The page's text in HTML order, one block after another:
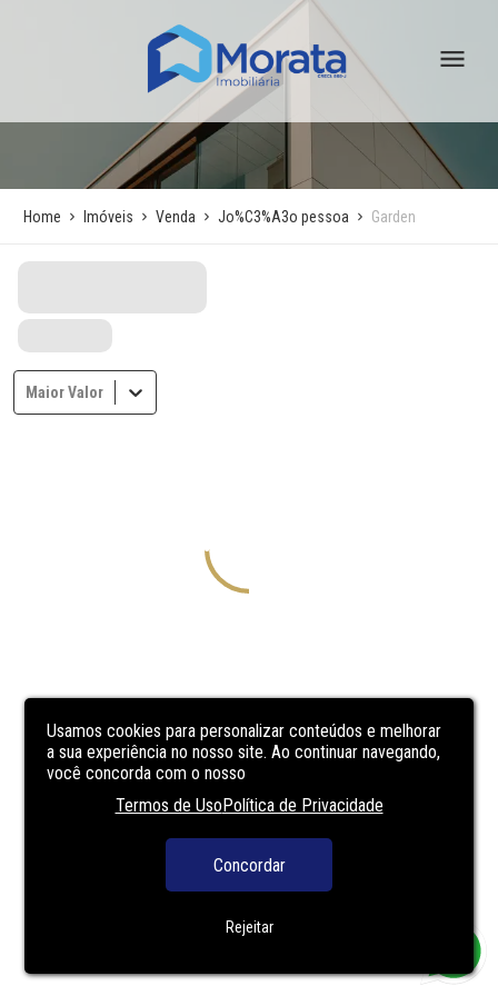
Usamos cookies para personalizar conteúdos e melhorar
a sua experiência no nosso site. Ao continuar navegando,
você concorda com o nosso
Termos de UsoPolítica de Privacidade
Concordar
Rejeitar
Home Imóveis Venda Jo%C3%A3o pessoa Garden
Maior Valor